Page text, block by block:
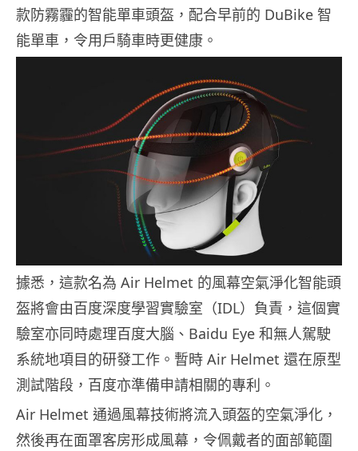
款防霧霾的智能單車頭盔，配合早前的 DuBike 智
能單車，令用戶騎車時更健康。
據悉，這款名為 Air Helmet 的風幕空氣淨化智能頭
盔將會由百度深度學習實驗室（IDL）負責，這個實
驗室亦同時處理百度大腦、Baidu Eye 和無人駕駛
系統地項目的研發工作。暫時 Air Helmet 還在原型
測試階段，百度亦準備申請相關的專利。
Air Helmet 通過風幕技術將流入頭盔的空氣淨化，
然後再在面罩客房形成風幕，令佩戴者的面部範圍